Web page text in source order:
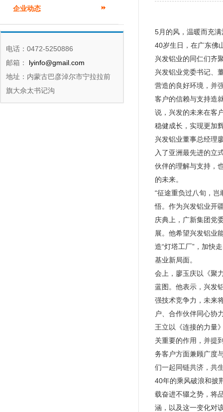
企业动态
电话：0472-5250886
邮箱：
lyinfo@gmail.com
地址：内蒙古巴彦淖尔市宁拉拉前
旗大佘太书记沟
5月的风，温暖而充
40岁生日，在广东佛
兴发铝业的同仁们齐
兴发铝业党委书记、
营造的良好环境，并
客户的信赖与支持造
说，兴发的未来在客
稳健成长，实现更加
兴发铝业董事总经理
入了亚洲最先进的立
伙伴的理解与支持，
的未来。
“征途重负过八旬，
悟。作为兴发铝业开
庆典上，广新集团党
展。他希望兴发铝业
造“灯塔工厂”，加快
基业新局面。
会上，廖玉庆以《聚
蓝图。他表示，兴发
强技术竞争力，未来
户、合作伙伴同心协
王立以《连接的力量
关重要的作用，并提
务客户方面兼顾广度
们一起同链共济，共
40年的乘风破浪和披
载奋进不辍之势，将
涵，以及这一变化对